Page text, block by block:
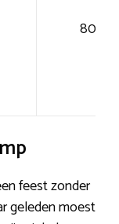
80+
feest zonder
geleden moest